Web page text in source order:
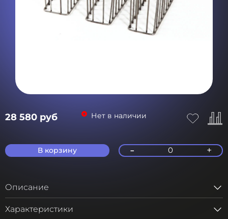
28 580 руб Нет в наличии
В корзину - 0 +
Описание
Характеристики